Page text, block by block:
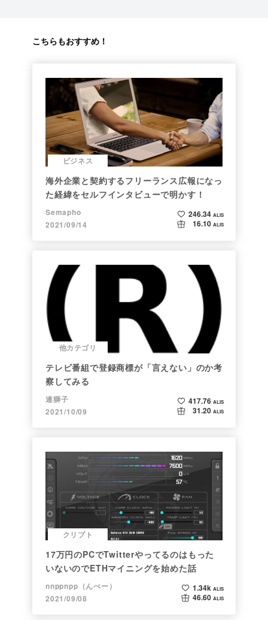
こちらもおすすめ！
ビジネス
海外企業と契約するフリーランス広報になっ
た経緯をセルフインタビューで明かす！
Semapho
2021/09/14
246.34 ALIS
16.10 ALIS
他カテゴリ
テレビ番組で登録商標が「言えない」のか考
察してみる
連獅子
2021/10/09
417.76 ALIS
31.20 ALIS
クリプト
17万円のPCでTwitterやってるのはもった
いないのでETHマイニングを始めた話
nnppnpp（んぺー）
2021/09/08
1.34k ALIS
46.60 ALIS